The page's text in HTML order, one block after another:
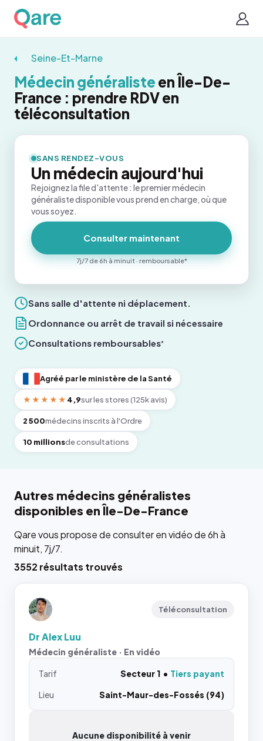
Seine-Et-Marne
Médecin généraliste en Île-De-
France : prendre RDV en
téléconsultation
Sans salle d'attente ni déplacement.
Ordonnance ou arrêt de travail si nécessaire
Consultations remboursables*
Agréé par le ministère de la Santé
★★★★★ 4,9sur les stores (125k avis)
2 500médecins inscrits à l'Ordre
10 millionsde consultations
SANS RENDEZ-VOUS
Un médecin aujourd'hui
Rejoignez la file d'attente : le premier médecin
généraliste disponible vous prend en charge, où que
vous soyez.
Consulter maintenant
7j/7 de 6h à minuit · remboursable*
Autres médecins généralistes
disponibles en Île-De-France
Qare vous propose de consulter en vidéo de 6h à
minuit, 7j/7.
3552 résultats trouvés
Téléconsultation
Dr Alex Luu
Médecin généraliste · En vidéo
Tarif Secteur 1
Tiers payant
Lieu
Saint-Maur-des-Fossés (94)
Aucune disponibilité à venir